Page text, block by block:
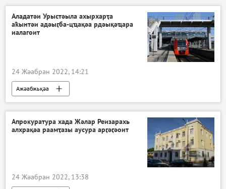
Аладатәи Урыстәыла ахырхарҭа
аҟынтәи адәыӷба-цҵақәа рдәықәҵара
иалагоит
24 Жәабран 2022, 14:21
Ажәабжьқәа
Апрокуратура хада Жәлар Реизарахь
алхрақәа раамҭазы аусура арӷәӷәоит
24 Жәабран 2022, 13:38